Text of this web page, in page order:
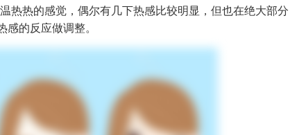
热热的感觉，偶尔有几下热感比较明显，但也在绝大部分
的反应做调整。